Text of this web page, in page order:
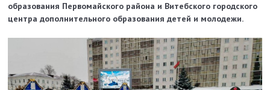
образования Первомайского района и Витебского городского
центра дополнительного образования детей и молодежи.